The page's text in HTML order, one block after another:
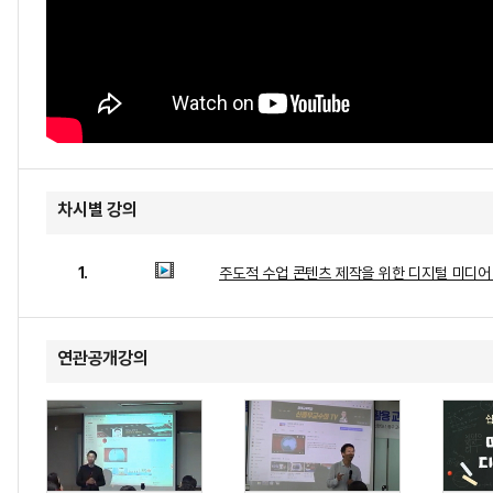
차시별 강의
1. 주도적 수업 콘텐츠 제작을 위한 디지털 미디
연관공개강의